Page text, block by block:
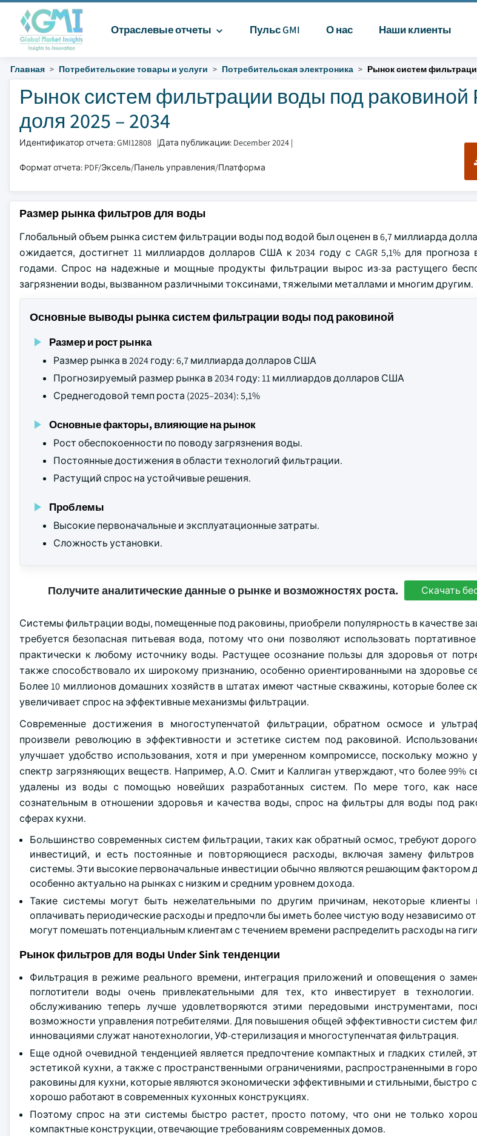
Отраслевые отчеты Пульс GMI О нас Наши клиенты
Главная Потребительские товары и услуги Потребительская электроника Рынок систем
Рынок систем фильтрации воды под раковиной
доля 2025 – 2034
Идентификатор отчета: GMI12808 |Дата публикации: December 2024 |
Формат отчета: PDF/Эксель/Панель управления/Платформа
Размер рынка фильтров для воды
Глобальный объем рынка систем фильтрации воды под водой был оценен в 6,7 миллиарда
ожидается, достигнет 11 миллиардов долларов США к 2034 году с CAGR 5,1% для прогноза
годами. Спрос на надежные и мощные продукты фильтрации вырос из-за растущего
загрязнении воды, вызванном различными токсинами, тяжелыми металлами и многим другим.
Основные выводы рынка систем фильтрации воды под раковиной
Размер и рост рынка
Размер рынка в 2024 году: 6,7 миллиарда долларов США
Прогнозируемый размер рынка в 2034 году: 11 миллиардов долларов США
Среднегодовой темп роста (2025–2034): 5,1%
Основные факторы, влияющие на рынок
Рост обеспокоенности по поводу загрязнения воды.
Постоянные достижения в области технологий фильтрации.
Растущий спрос на устойчивые решения.
Проблемы
Высокие первоначальные и эксплуатационные затраты.
Сложность установки.
Получите аналитические данные о рынке и возможностях роста. Скачать
Системы фильтрации воды, помещенные под раковины, приобрели популярность в качестве
требуется безопасная питьевая вода, потому что они позволяют использовать
практически к любому источнику воды. Растущее осознание пользы для здоровья от
также способствовало их широкому признанию, особенно ориентированными на здоровье
Более 10 миллионов домашних хозяйств в штатах имеют частные скважины, которые более
увеличивает спрос на эффективные механизмы фильтрации.
Современные достижения в многоступенчатой фильтрации, обратном осмосе и
произвели революцию в эффективности и эстетике систем под раковиной.
улучшает удобство использования, хотя и при умеренном компромиссе, поскольку можно
спектр загрязняющих веществ. Например, А.О. Смит и Каллиган утверждают, что более 99%
удалены из воды с помощью новейших разработанных систем. По мере того, как
сознательным в отношении здоровья и качества воды, спрос на фильтры для воды под
сферах кухни.
Большинство современных систем фильтрации, таких как обратный осмос, требуют
инвестиций, и есть постоянные и повторяющиеся расходы, включая замену
системы. Эти высокие первоначальные инвестиции обычно являются решающим фактором
особенно актуально на рынках с низким и средним уровнем дохода.
Такие системы могут быть нежелательными по другим причинам, некоторые клиенты
оплачивать периодические расходы и предпочли бы иметь более чистую воду независимо
могут помешать потенциальным клиентам с течением времени распределить расходы на
Рынок фильтров для воды Under Sink тенденции
Фильтрация в режиме реального времени, интеграция приложений и оповещения о
поглотители воды очень привлекательными для тех, кто инвестирует в
обслуживанию теперь лучше удовлетворяются этими передовыми инструментами,
возможности управления потребителями. Для повышения общей эффективности систем
инновациями служат нанотехнологии, УФ-стерилизация и многоступенчатая фильтрация.
Еще одной очевидной тенденцией является предпочтение компактных и гладких стилей,
эстетикой кухни, а также с пространственными ограничениями, распространенными в
раковины для кухни, которые являются экономически эффективными и стильными, быстро
хорошо работают в современных кухонных конструкциях.
Поэтому спрос на эти системы быстро растет, просто потому, что они не только
компактные конструкции, отвечающие требованиям современных домов.